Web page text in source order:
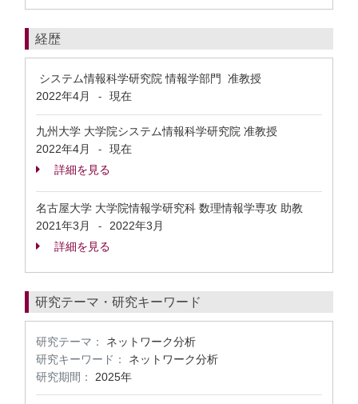
経歴
システム情報科学研究院 情報学部門 准教授
2022年4月
- 現在
九州大学 大学院システム情報科学研究院 准教授
2022年4月
-
現在
詳細を見る
名古屋大学 大学院情報学研究科 数理情報学専攻 助教
2021年3月
-
2022年3月
詳細を見る
研究テーマ・研究キーワード
研究テーマ：
ネットワーク分析
研究キーワード：
ネットワーク分析
研究期間：
2025年